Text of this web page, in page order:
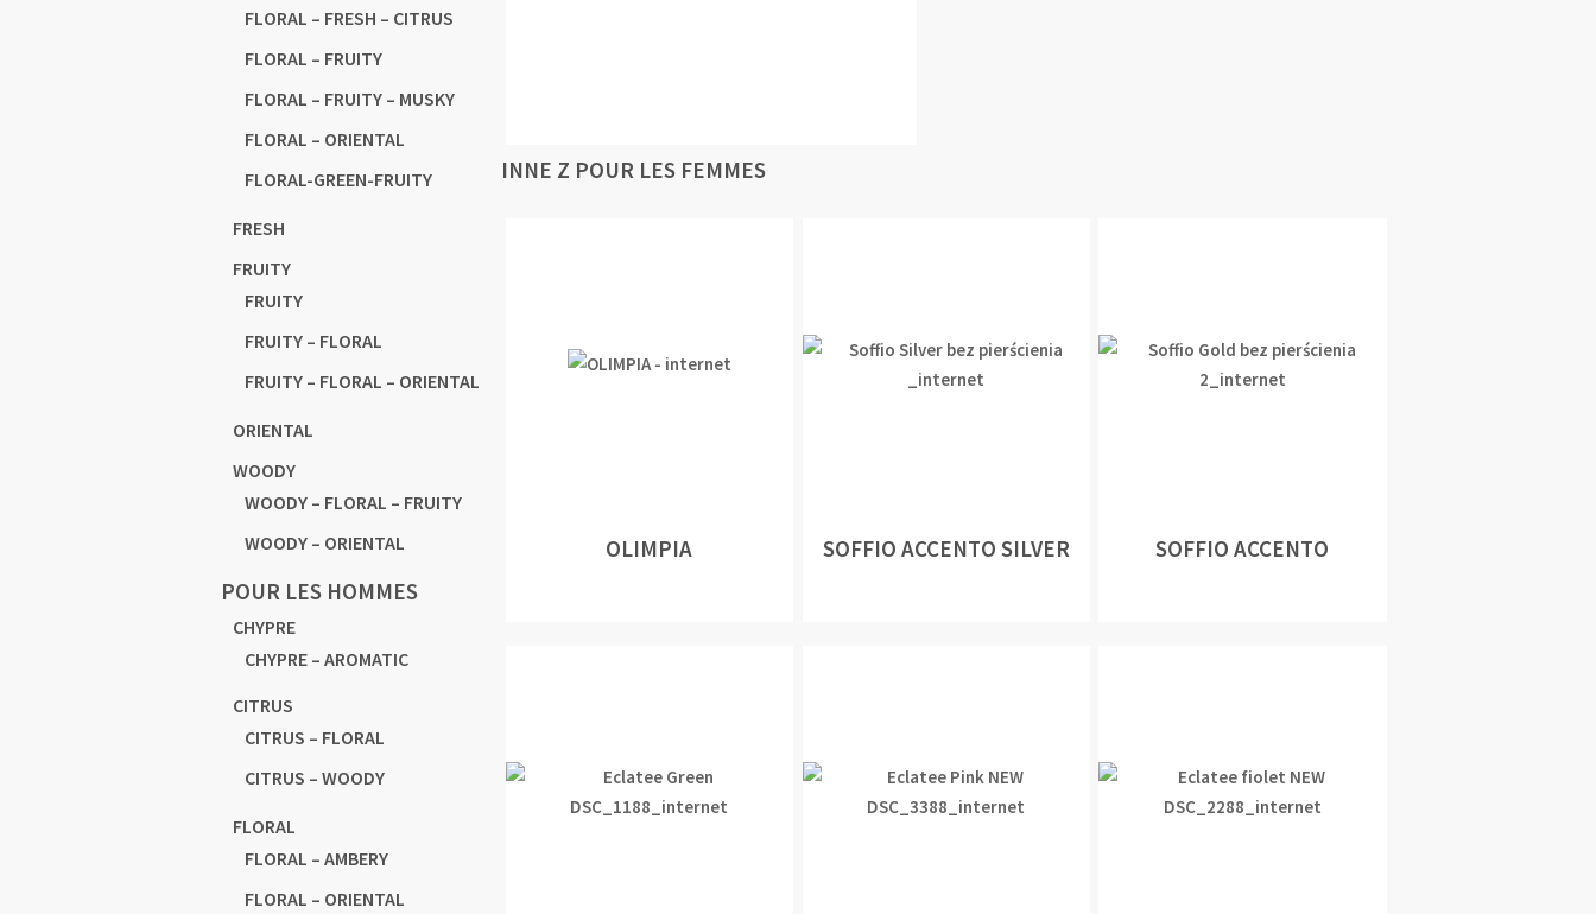
FLORAL – FRESH – CITRUS
FLORAL – FRUITY
FLORAL – FRUITY – MUSKY
FLORAL – ORIENTAL
FLORAL-GREEN-FRUITY
FRESH
FRUITY
FRUITY
FRUITY – FLORAL
FRUITY – FLORAL – ORIENTAL
ORIENTAL
WOODY
WOODY – FLORAL – FRUITY
WOODY – ORIENTAL
POUR LES HOMMES
CHYPRE
CHYPRE – AROMATIC
CITRUS
CITRUS – FLORAL
CITRUS – WOODY
FLORAL
FLORAL – AMBERY
FLORAL – ORIENTAL
INNE Z POUR LES FEMMES
OLIMPIA SOFFIO ACCENTO SILVER SOFFIO ACCENTO